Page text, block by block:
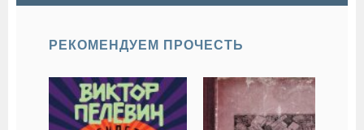
РЕКОМЕНДУЕМ ПРОЧЕСТЬ